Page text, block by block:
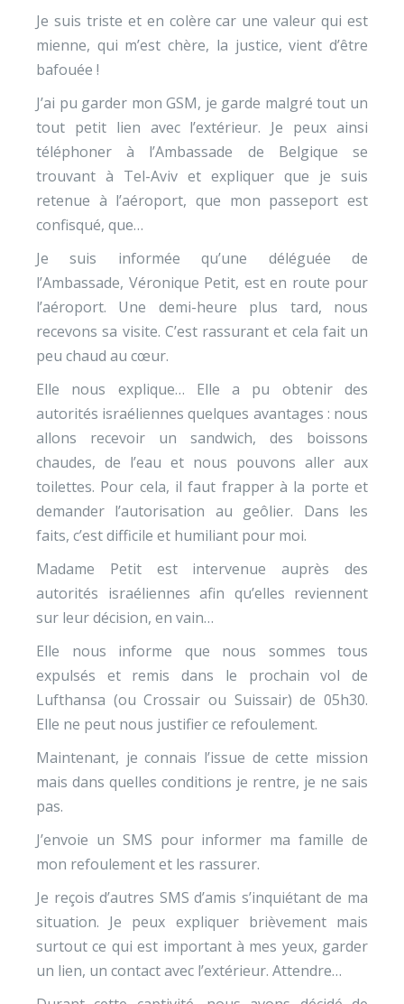
Je suis triste et en colère car une valeur qui est
mienne, qui m’est chère, la justice, vient d’être
bafouée !
J’ai pu garder mon GSM, je garde malgré tout un
tout petit lien avec l’extérieur. Je peux ainsi
téléphoner à l’Ambassade de Belgique se
trouvant à Tel-Aviv et expliquer que je suis
retenue à l’aéroport, que mon passeport est
confisqué, que…
Je suis informée qu’une déléguée de
l’Ambassade, Véronique Petit, est en route pour
l’aéroport. Une demi-heure plus tard, nous
recevons sa visite. C’est rassurant et cela fait un
peu chaud au cœur.
Elle nous explique… Elle a pu obtenir des
autorités israéliennes quelques avantages : nous
allons recevoir un sandwich, des boissons
chaudes, de l’eau et nous pouvons aller aux
toilettes. Pour cela, il faut frapper à la porte et
demander l’autorisation au geôlier. Dans les
faits, c’est difficile et humiliant pour moi.
Madame Petit est intervenue auprès des
autorités israéliennes afin qu’elles reviennent
sur leur décision, en vain…
Elle nous informe que nous sommes tous
expulsés et remis dans le prochain vol de
Lufthansa (ou Crossair ou Suissair) de 05h30.
Elle ne peut nous justifier ce refoulement.
Maintenant, je connais l’issue de cette mission
mais dans quelles conditions je rentre, je ne sais
pas.
J’envoie un SMS pour informer ma famille de
mon refoulement et les rassurer.
Je reçois d’autres SMS d’amis s’inquiétant de ma
situation. Je peux expliquer brièvement mais
surtout ce qui est important à mes yeux, garder
un lien, un contact avec l’extérieur. Attendre…